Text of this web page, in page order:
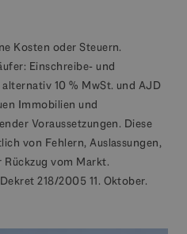
Kosten oder Steuern.
Einschreibe- und
10 % MwSt. und AJD
Immobilien und
Voraussetzungen. Diese
von Fehlern, Auslassungen,
vom Markt.
218/2005 11. Oktober.